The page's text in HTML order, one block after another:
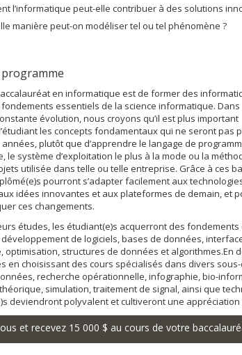
l’informatique peut-elle contribuer à des solutions
manière peut-on modéliser tel ou tel phénomène ?
en informatique est de former des
essentiels de la science informatique. Dans
évolution, nous croyons qu’il est plus important
les concepts fondamentaux qui ne seront pas
années, plutôt que d’apprendre le langage de
le système d’exploitation le plus à la mode ou la
utilisée dans telle ou telle entreprise. Grâce à ces
pourront s’adapter facilement aux
idées innovantes et aux plateformes de demain, et
ces changements.
études, les étudiant(e)s acquerront des
de logiciels, bases de données,
optimisation, structures de données et
en choisissant des cours spécialisés dans divers
recherche opérationnelle, infographie, bio-
simulation, traitement de signal, ainsi que
deviendront polyvalent et cultiveront une
et recevez 15 000 $ au cours de votre